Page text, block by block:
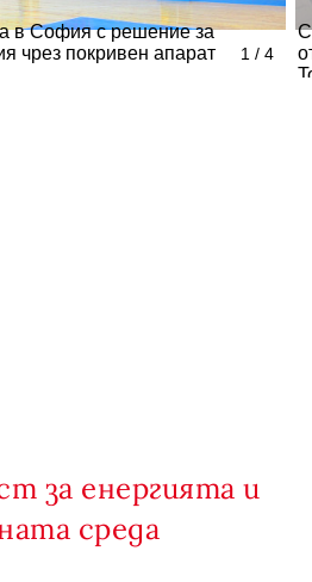
1 / 4
в София с решение за
чрез покривен апарат
за енергията и
среда